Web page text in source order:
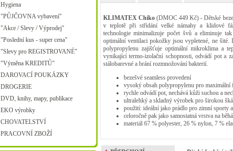
Hygiena
"PŮJČOVNA vybavení"
"Akce / Slevy / Výprodej"
"Poslední kus - super cena"
"Slevy pro REGISTROVANÉ"
"Výměna KREDITŮ"
DAROVACÍ POUKÁZKY
DROGERIE
DVD, knihy, mapy, publikace
EKO výrobky
CHOVATELSTVÍ
PRACOVNÍ ZBOŽÍ
KLIMATEX Chiko (DMOC 449 Kč) - Dětské
v teplotě při střídání velké námahy a klidové
technologie minimalizuje počet švů a eliminuje
optimální ventilaci pokožky jsou vypletené, ne
polypropylenu zajišťuje optimální mikroklima a
vynikající termo-izolační schopnosti, odvádí pot a
stálobarevné a brání rozmnožování bakterií.
bezešvé seamless provedení
vysoký obsah polypropylenu pro maximální
rychle odvádí pot, nechává kůži suchou a
ultralehký a skladný výrobek pro širokou
použití: ideální jako prádlo pro zimní sporty
celoročně pak jako samostatná vrstva na
materiál 67 % polyester, 26 % nylon, 7 %